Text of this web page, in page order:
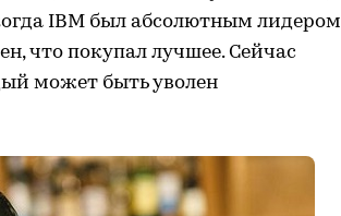
IBM был абсолютным лидером
что покупал лучшее. Сейчас
может быть уволен